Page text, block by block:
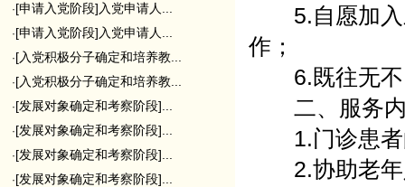
·[申请入党阶段]入党申请人...
·[申请入党阶段]入党申请人...
·[入党积极分子确定和培养教...
·[入党积极分子确定和培养教...
·[发展对象确定和考察阶段]...
·[发展对象确定和考察阶段]...
·[发展对象确定和考察阶段]...
·[发展对象确定和考察阶段]...
5.自愿加入
作；
6.既往无不
二、服务
1.门诊患者
2.协助老年